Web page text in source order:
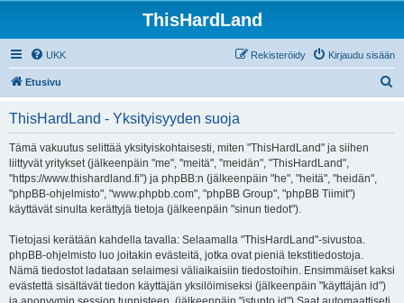
ThisHardLand
UKK Kirjaudu sisään
Rekisteröidy
Etusivu
ThisHardLand - Yksityisyyden suoja
Tämä vakuutus selittää yksityiskohtaisesti, miten "ThisHardLand" ja siihen
liittyvät yritykset (jälkeenpäin "me", "meitä", "meidän", "ThisHardLand",
"https://www.thishardland.fi") ja phpBB:n (jälkeenpäin "he", "heitä", "heidän",
"phpBB-ohjelmisto", "www.phpbb.com", "phpBB Group", "phpBB Tiimit")
käyttävät sinulta kerättyjä tietoja (jälkeenpäin "sinun tiedot").
Tietojasi kerätään kahdella tavalla: Selaamalla "ThisHardLand"-sivustoa.
phpBB-ohjelmisto luo joitakin evästeitä, jotka ovat pieniä tekstitiedostoja.
Nämä tiedostot ladataan selaimesi väliaikaisiin tiedostoihin. Ensimmäiset kaksi
evästettä sisältävät tiedon käyttäjän yksilöimiseksi (jälkeenpäin "käyttäjän id")